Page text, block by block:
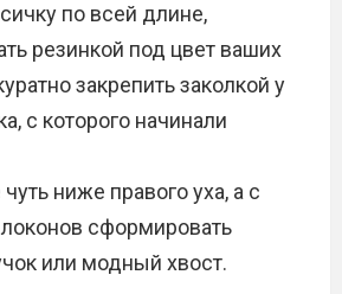
по всей длине,
резинкой под цвет ваших
закрепить заколкой у
с которого начинали
ниже правого уха, а с
сформировать
или модный хвост.